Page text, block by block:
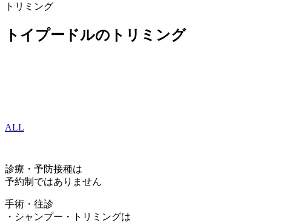
トリミング
トイプードルのトリミング
ALL
診療・予防接種は
予約制ではありません
手術・往診
・シャンプー・トリミングは